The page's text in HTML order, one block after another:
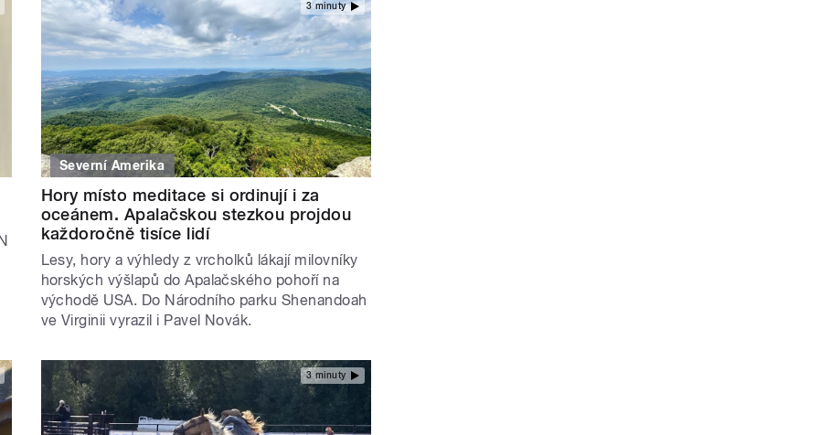
3 minuty
Severní Amerika
Hory místo meditace si ordinují i za
oceánem. Apalačskou stezkou projdou
každoročně tisíce lidí
Lesy, hory a výhledy z vrcholků lákají milovníky
horských výšlapů do Apalačského pohoří na
východě USA. Do Národního parku Shenandoah
ve Virginii vyrazil i Pavel Novák.
3 minuty